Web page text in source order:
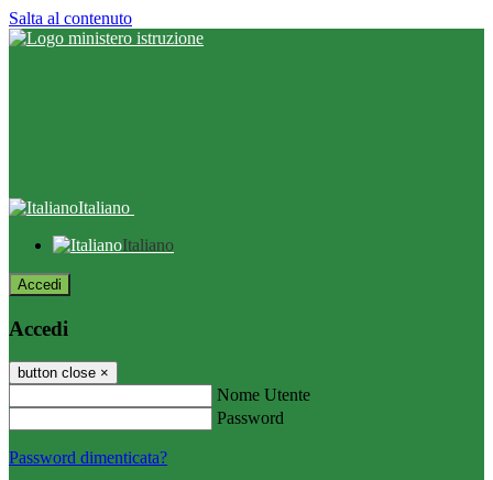
Salta al contenuto
Italiano
Italiano
Accedi
Accedi
button close ×
Nome Utente
Password
Password dimenticata?